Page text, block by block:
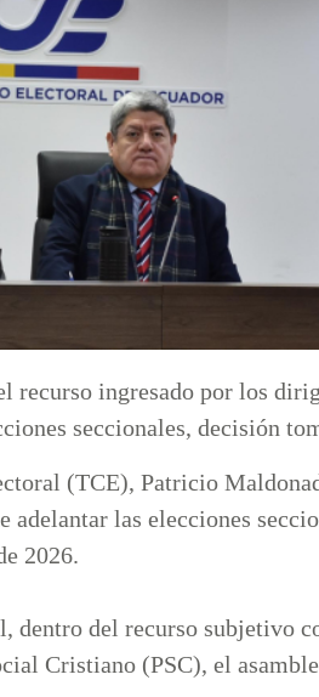
recurso ingresado por los
seccionales, decisión
(TCE), Patricio
las elecciones
2026.
dentro del recurso subjetivo
Cristiano (PSC), el